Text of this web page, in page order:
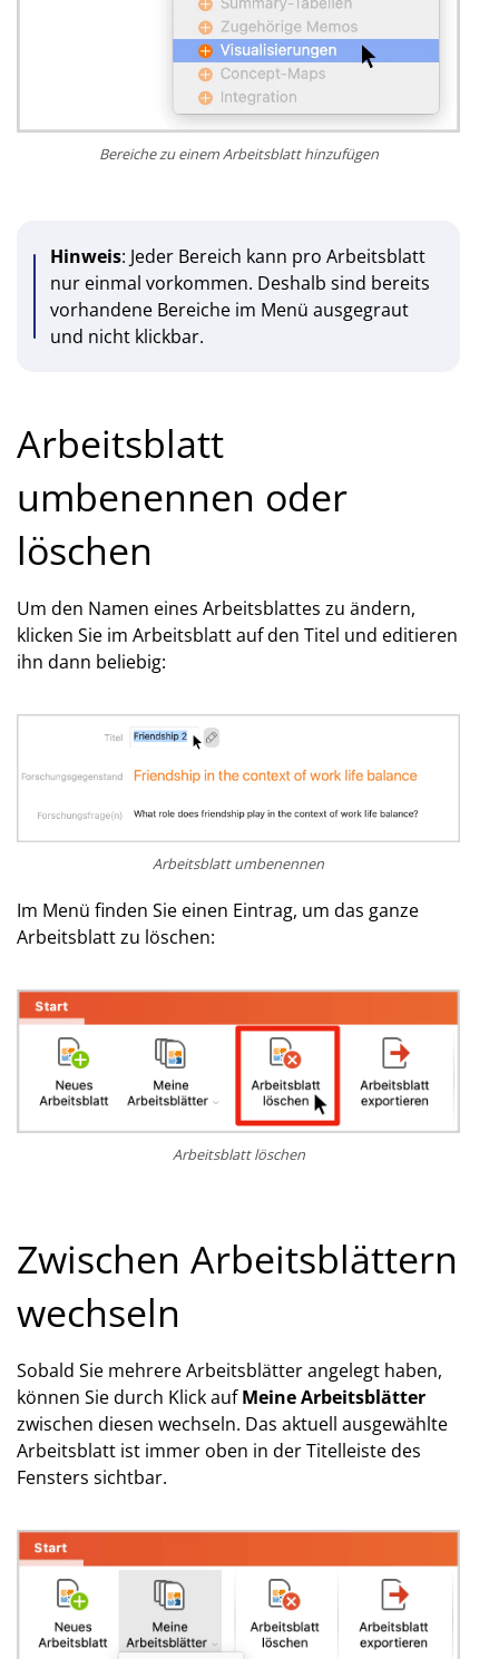
Bereiche zu einem Arbeitsblatt hinzufügen
Hinweis: Jeder Bereich kann pro Arbeitsblatt
nur einmal vorkommen. Deshalb sind bereits
vorhandene Bereiche im Menü ausgegraut
und nicht klickbar.
Arbeitsblatt
umbenennen oder
löschen
Um den Namen eines Arbeitsblattes zu ändern,
klicken Sie im Arbeitsblatt auf den Titel und editieren
ihn dann beliebig:
Arbeitsblatt umbenennen
Im Menü finden Sie einen Eintrag, um das ganze
Arbeitsblatt zu löschen:
Arbeitsblatt löschen
Zwischen Arbeitsblättern
wechseln
Sobald Sie mehrere Arbeitsblätter angelegt haben,
können Sie durch Klick aufMeine Arbeitsblätter
zwischen diesen wechseln. Das aktuell ausgewählte
Arbeitsblatt ist immer oben in der Titelleiste des
Fensters sichtbar.